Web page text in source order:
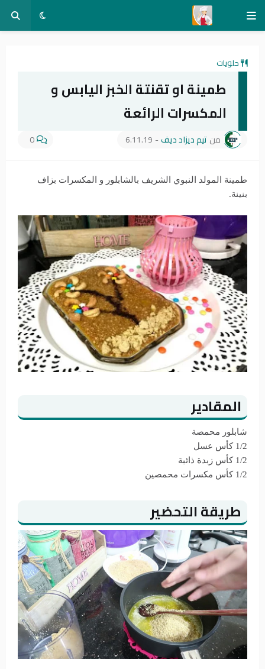
حلويات
طمينة او تقنتة الخبز اليابس و
المكسرات الرائعة
من تيم ديزاد ديف-
6.11.19
0
طمينة المولد النبوي الشريف بالشابلور و المكسرات بزاف
بنينة.
المقادير
شابلور محمصة
1/2 كأس عسل
1/2 كأس زبدة ذائبة
1/2 كأس مكسرات محمصين
طريقة التحضير